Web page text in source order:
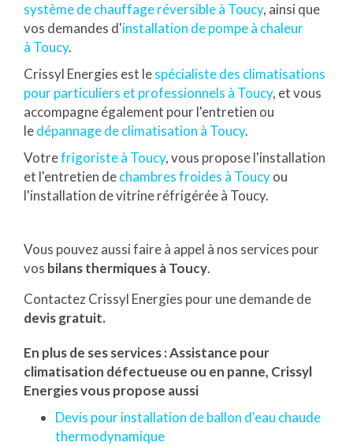
système de chauffage réversible à Toucy, ainsi que
vos demandes d'installation de pompe à chaleur
à Toucy.
Crissyl Energies est lespécialiste des climatisations
pour particuliers et professionnels à Toucy, et vous
accompagne également pour l'entretien ou
ledépannage de climatisation à Toucy.
Votrefrigoriste à Toucy, vous propose l'installation
et l'entretien dechambres froides à Toucyou
l'installation de vitrine réfrigérée à Toucy.
Vous pouvez aussi faire à appel à nos services pour
vos bilans thermiques à Toucy.
Contactez Crissyl Energies pour une demande de
devis gratuit.
En plus de ses services :Assistance pour
climatisation défectueuse ou en panne, Crissyl
Energies vous propose aussi
Devis pour installation de ballon d'eau chaude
thermodynamique